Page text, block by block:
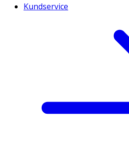
Kundservice